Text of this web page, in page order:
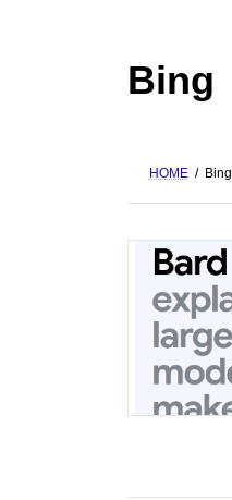
Bing
HOME Bing